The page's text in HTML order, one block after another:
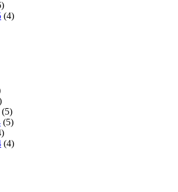
(4)
(5)
(5)
(4)